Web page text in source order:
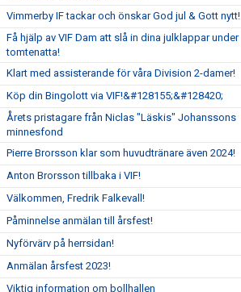
Vimmerby IF tackar och önskar God jul & Gott nytt!
Få hjälp av VIF Dam att slå in dina julklappar under
tomtenatta!
Klart med assisterande för våra Division 2-damer!
Köp din Bingolott via VIF!&#128155;&#128420;
Årets pristagare från Niclas "Läskis" Johanssons
minnesfond
Pierre Brorsson klar som huvudtränare även 2024!
Anton Brorsson tillbaka i VIF!
Välkommen, Fredrik Falkevall!
Påminnelse anmälan till årsfest!
Nyförvärv på herrsidan!
Anmälan årsfest 2023!
Viktig information om bollhallen